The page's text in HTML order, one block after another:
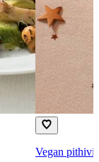
Vegan